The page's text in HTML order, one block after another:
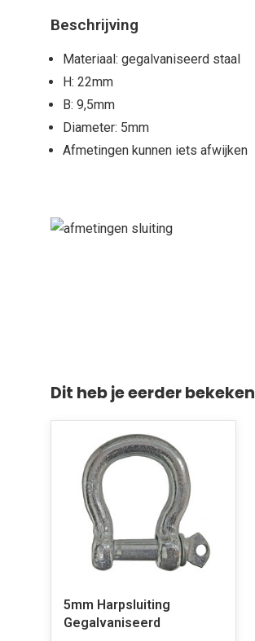
Beschrijving
Materiaal: gegalvaniseerd staal
H: 22mm
B: 9,5mm
Diameter: 5mm
Afmetingen kunnen iets afwijken
Dit heb je eerder bekeken
5mm Harpsluiting
Gegalvaniseerd